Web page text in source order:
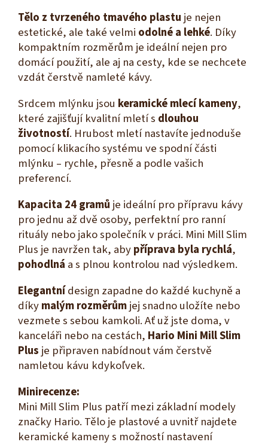
Tělo z tvrzeného tmavého plastu je nejen
estetické, ale také velmi odolné a lehké. Díky
kompaktním rozměrům je ideální nejen pro
domácí použití, ale aj na cesty, kde se nechcete
vzdát čerstvě namleté kávy.
Srdcem mlýnku jsou keramické mlecí kameny,
které zajišťují kvalitní mletí s dlouhou
životností. Hrubost mletí nastavíte jednoduše
pomocí klikacího systému ve spodní části
mlýnku – rychle, přesně a podle vašich
preferencí.
Kapacita 24 gramů je ideální pro přípravu kávy
pro jednu až dvě osoby, perfektní pro ranní
rituály nebo jako společník v práci. Mini Mill Slim
Plus je navržen tak, abypříprava byla rychlá,
pohodlná a s plnou kontrolou nad výsledkem.
Elegantnídesign zapadne do každé kuchyně a
díkymalým rozměrůmjej snadno uložíte nebo
vezmete s sebou kamkoli. Ať už jste doma, v
kanceláři nebo na cestách, Hario Mini Mill Slim
Plus je připraven nabídnout vám čerstvě
namletou kávu kdykoľvek.
Minirecenze:
Mini Mill Slim Plus patří mezi základní modely
značky Hario. Tělo je plastové a uvnitř najdete
keramické kameny s možností nastavení